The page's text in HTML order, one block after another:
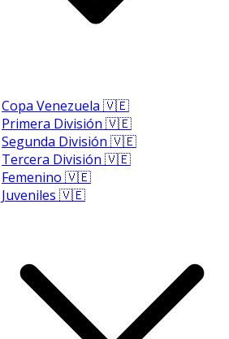
Copa Venezuela 🇻🇪
Primera División 🇻🇪
Segunda División 🇻🇪
Tercera División 🇻🇪
Femenino 🇻🇪
Juveniles 🇻🇪